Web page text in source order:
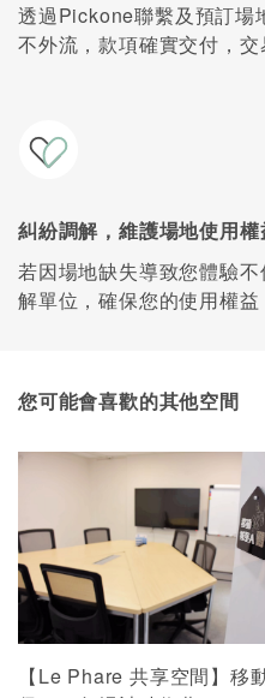
透過Pickone聯繫及預訂場
不外流，款項確實交付，交
糾紛調解，維護場地使用權
若因場地缺失導致您體驗
解單位，確保您的使用權益
您可能會喜歡的其他空間
【Le Phare 共享空間】移